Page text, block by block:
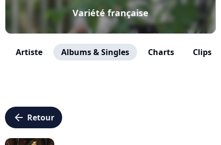
Variété française
Artiste Albums & Singles Charts Clips
arrow_left Retour